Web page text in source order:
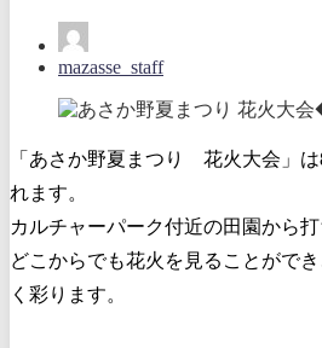
mazasse_staff
「あさか野夏まつり 花火大会」は
れます。
カルチャーパーク付近の田園から
どこからでも花火を見ることがで
く彩ります。